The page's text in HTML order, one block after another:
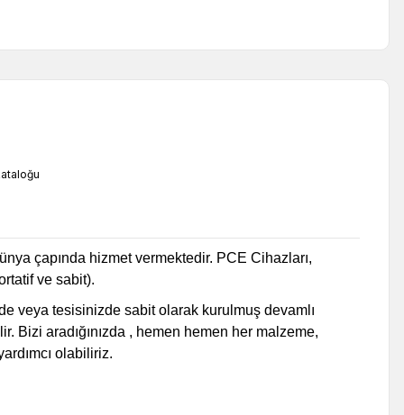
çapında hizmet vermektedir. PCE Cihazları,
ve sabit).
veya tesisinizde sabit olarak kurulmuş devamlı
Bizi aradığınızda , hemen hemen her malzeme,
olabiliriz.